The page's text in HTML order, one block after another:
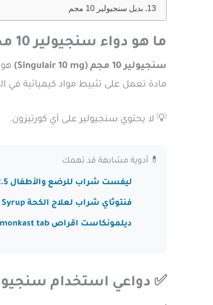
بديل سنجيولير 10 مجم
ما هو دواء سنجيولير 10 مجم؟
سنجيولير 10 مجم (Singulair 10 mg)
مادة تعمل على تثبيط مواد كيميائية في
💡 لا يحتوي سنجيولير على أي كورتيزون.
💊 أدوية مشابهة قد تهمك
ليفست شراب للرضع والأطفال 2.5 مجم / 5 مللي Levcet oral solution
فنتوثاي شراب لعلاج الكحة Ventothy Syrup
ديلمونكاست اقراص Delmonkast tab
✅ دواعي استخدام سنجيولير 10